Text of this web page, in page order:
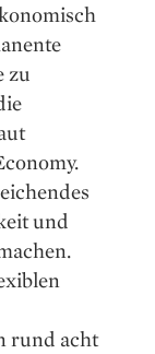
zu
und
rund acht